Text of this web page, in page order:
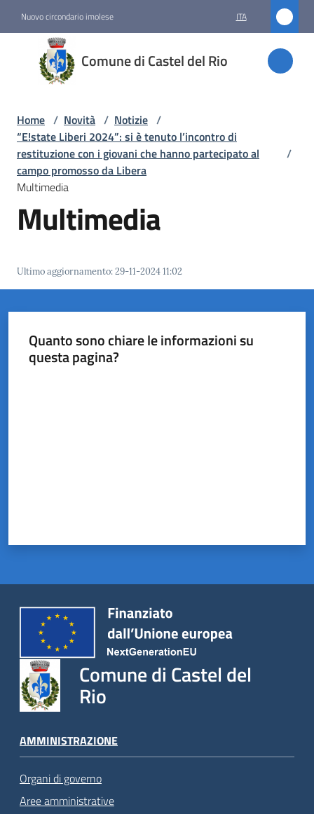
Nuovo circondario imolese ITA
Comune di Castel del Rio
Comune
di
Castel
Amministrazione
Novità
Menu selezionato
Servizi
del
Rio
argomenti
Home / Novità / Notizie /
“E!state Liberi 2024”: si è tenuto l’incontro di
restituzione con i giovani che hanno partecipato al
campo promosso da Libera
/
Multimedia
Multimedia
Ultimo aggiornamento:29-11-2024 11:02
Quanto sono chiare le informazioni su
questa pagina?
Comune di Castel del
Rio
AMMINISTRAZIONE
Organi di governo
Aree amministrative